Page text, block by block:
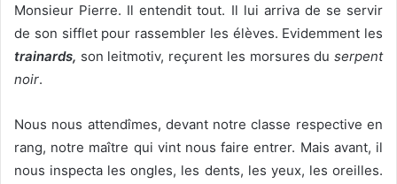
Monsieur Pierre. Il entendit tout. Il lui arriva de se servir
de son sifflet pour rassembler les élèves. Evidemment les
trainards, son leitmotiv, reçurent les morsures du serpent
noir.
Nous nous attendîmes, devant notre classe respective en
rang, notre maître qui vint nous faire entrer. Mais avant, il
nous inspecta les ongles, les dents, les yeux, les oreilles.